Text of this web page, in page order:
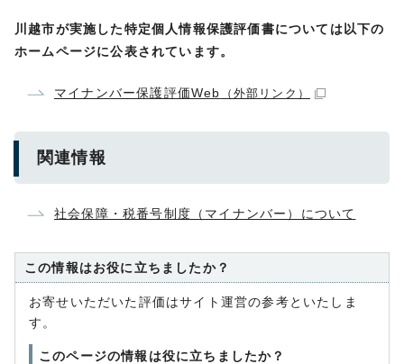
川越市が実施した特定個人情報保護評価書については以下の
ホームページに公表されています。
マイナンバー保護評価Web （外部リンク）
関連情報
社会保障・税番号制度（マイナンバー）について
この情報はお役に立ちましたか？
お寄せいただいた評価はサイト運営の参考といたしま
す。
このページの情報は役に立ちましたか？